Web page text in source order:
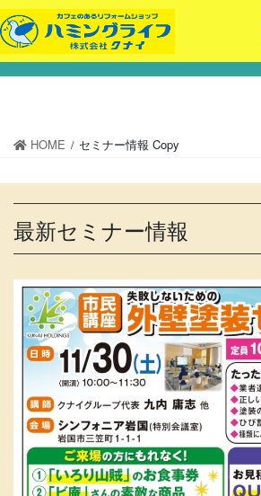
コ
ン
テ
ン
ナ
ビ
ゲ
ー
移
セミナー情報
HOME セミナー情報 Copy
最新セミナー情報